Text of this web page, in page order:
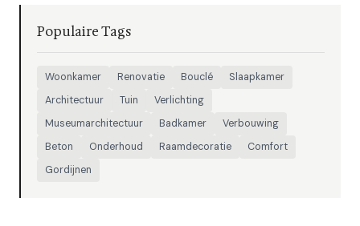
Populaire Tags
Woonkamer Renovatie Bouclé
Slaapkamer
Architectuur
Tuin
Verlichting
Museumarchitectuur
Badkamer
Verbouwing
Beton
Onderhoud Raamdecoratie
Comfort
Gordijnen